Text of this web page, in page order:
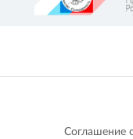
Соглашение